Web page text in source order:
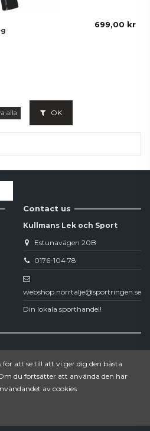
699,00 kr
alla OK
Contact us
Kullmans Lek och Sport
Estunavägen 20B
0176-104 78
webshop.norrtalje@sportringen.se
Din lokala sporthandel!
att se till att vi ger dig den bästa
du fortsätter att använda den här
av cookies.